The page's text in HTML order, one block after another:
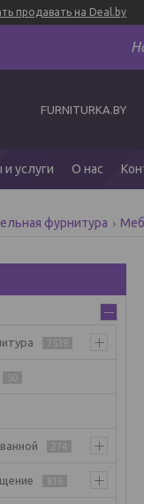
продавать на Deal.by
FURNITURKA.BY
и услуги О нас
фурнитура
7539
50
274
816